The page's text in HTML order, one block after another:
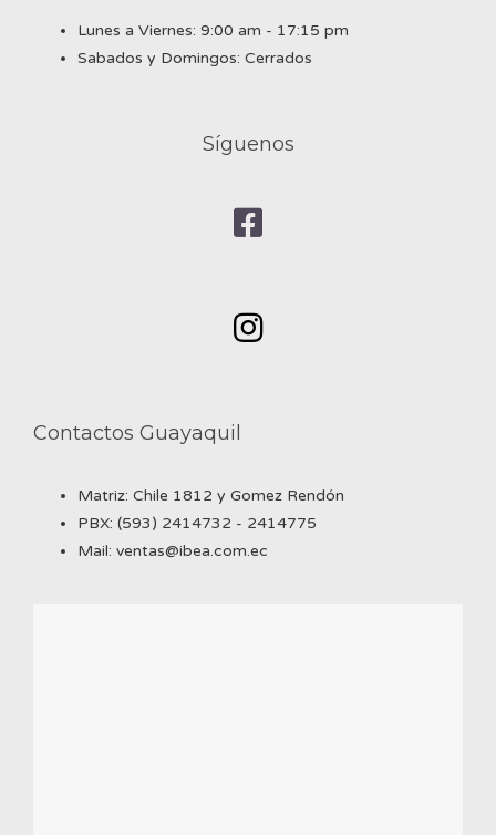
Lunes a Viernes: 9:00 am - 17:15 pm
Sabados y Domingos: Cerrados
Síguenos
Contactos Guayaquil
Matriz: Chile 1812 y Gomez Rendón
PBX: (593) 2414732 - 2414775
Mail: ventas@ibea.com.ec